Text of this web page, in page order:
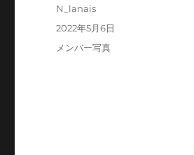
投
N_lanais
投
2022年5月6日
カ
メンバー写真